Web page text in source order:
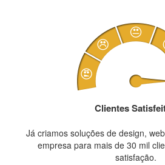
Clientes
Já criamos soluções de design,
empresa para mais de 30 mil
satisfação.